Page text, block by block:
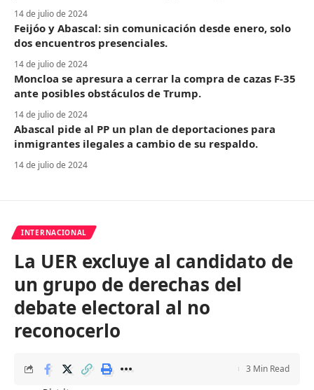
14 de julio de 2024
Feijóo y Abascal: sin comunicación desde enero, solo
dos encuentros presenciales.
14 de julio de 2024
Moncloa se apresura a cerrar la compra de cazas F-35
ante posibles obstáculos de Trump.
14 de julio de 2024
Abascal pide al PP un plan de deportaciones para
inmigrantes ilegales a cambio de su respaldo.
14 de julio de 2024
INTERNACIONAL
La UER excluye al candidato de
un grupo de derechas del
debate electoral al no
reconocerlo
3 Min Read